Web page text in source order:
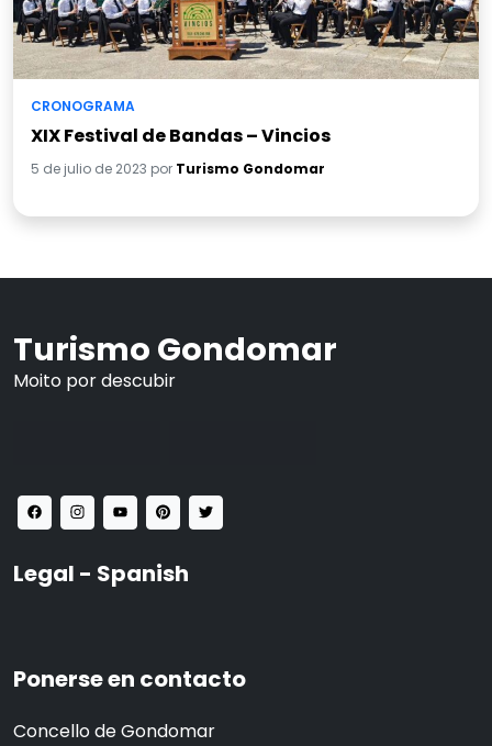
CRONOGRAMA
XIX Festival de Bandas – Vincios
5 de julio de 2023 por Turismo Gondomar
Turismo Gondomar
Moito por descubir
Legal - Spanish
Ponerse en contacto
Concello de Gondomar